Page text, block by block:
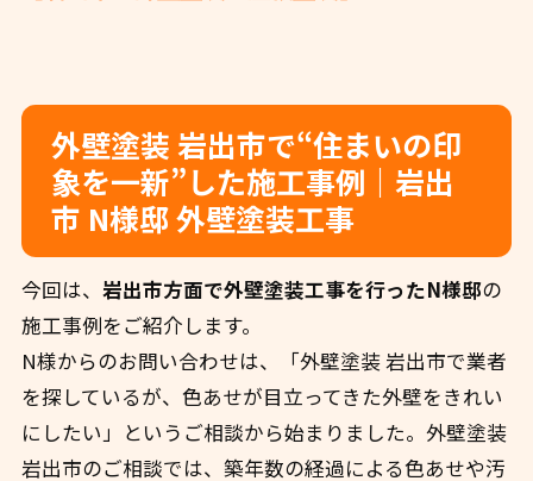
外壁塗装 岩出市で“住まいの印
象を一新”した施工事例｜岩出
市 N様邸 外壁塗装工事
今回は、 岩出市方面で外壁塗装工事を行ったN様邸の
施工事例をご紹介します。
N様からのお問い合わせは、「外壁塗装 岩出市で業者
を探しているが、色あせが目立ってきた外壁をきれい
にしたい」というご相談から始まりました。外壁塗装
岩出市のご相談では、築年数の経過による色あせや汚